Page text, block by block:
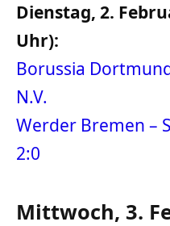
Dienstag, 2.
Uhr):
Borussia
N.V.
Werder Bremen –
2:0
Mittwoch, 3.